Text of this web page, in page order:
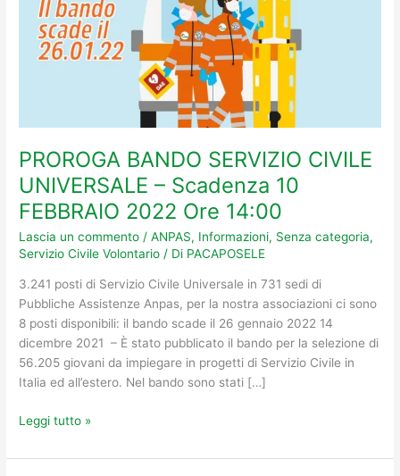
PROROGA BANDO SERVIZIO CIVILE
UNIVERSALE – Scadenza 10
FEBBRAIO 2022 Ore 14:00
Lascia un commento /ANPAS, Informazioni, Senza categoria,
Servizio Civile Volontario / Di PACAPOSELE
3.241 posti di Servizio Civile Universale in 731 sedi di
Pubbliche Assistenze Anpas, per la nostra associazioni ci sono
8 posti disponibili: il bando scade il 26 gennaio 2022 14
dicembre 2021 – È stato pubblicato il bando per la selezione di
56.205 giovani da impiegare in progetti di Servizio Civile in
Italia ed all’estero. Nel bando sono stati […]
FEBBRAIO
2022
Ore
Leggi tutto »